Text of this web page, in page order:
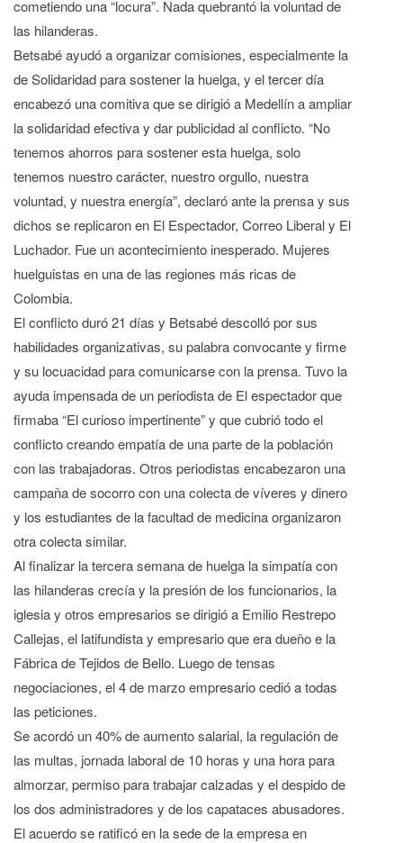
cometiendo una “locura”. Nada quebrantó la voluntad de
las hilanderas.
Betsabé ayudó a organizar comisiones, especialmente la
de Solidaridad para sostener la huelga, y el tercer día
encabezó una comitiva que se dirigió a Medellín a ampliar
la solidaridad efectiva y dar publicidad al conflicto. “No
tenemos ahorros para sostener esta huelga, solo
tenemos nuestro carácter, nuestro orgullo, nuestra
voluntad, y nuestra energía”, declaró ante la prensa y sus
dichos se replicaron en El Espectador, Correo Liberal y El
Luchador. Fue un acontecimiento inesperado. Mujeres
huelguistas en una de las regiones más ricas de
Colombia.
El conflicto duró 21 días y Betsabé descolló por sus
habilidades organizativas, su palabra convocante y firme
y su locuacidad para comunicarse con la prensa. Tuvo la
ayuda impensada de un periodista de El espectador que
firmaba “El curioso impertinente” y que cubrió todo el
conflicto creando empatía de una parte de la población
con las trabajadoras. Otros periodistas encabezaron una
campaña de socorro con una colecta de víveres y dinero
y los estudiantes de la facultad de medicina organizaron
otra colecta similar.
Al finalizar la tercera semana de huelga la simpatía con
las hilanderas crecía y la presión de los funcionarios, la
iglesia y otros empresarios se dirigió a Emilio Restrepo
Callejas, el latifundista y empresario que era dueño e la
Fábrica de Tejidos de Bello. Luego de tensas
negociaciones, el 4 de marzo empresario cedió a todas
las peticiones.
Se acordó un 40% de aumento salarial, la regulación de
las multas, jornada laboral de 10 horas y una hora para
almorzar, permiso para trabajar calzadas y el despido de
los dos administradores y de los capataces abusadores.
El acuerdo se ratificó en la sede de la empresa en